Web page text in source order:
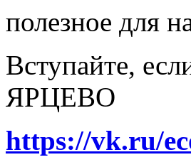
полезное для
Вступайте,
ЯРЦЕВО
https://vk.ru/